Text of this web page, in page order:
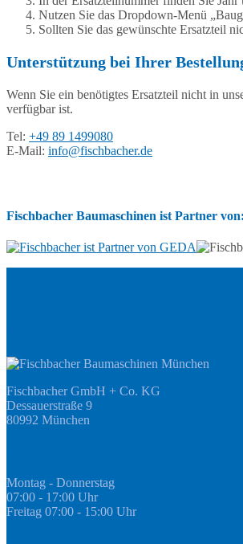
Nutzen Sie das Dropdown-Menü
Sollten Sie das gewünschte Ersatzteil
Unterstützung bei Ihrer
Wenn Sie ein benötigtes Ersatzteil nicht in
verfügbar ist.
Tel: +49 89 1499080
E-Mail: info@fischbacher.de
Fischbacher Baumaschinen ist Partner von:
Fischbacher GmbH + Co. KG
Dessauerstraße 9
80992 München
Montag - Donnerstag
07:00 - 17:00 Uhr
Freitag 07:00 - 15:00 Uhr